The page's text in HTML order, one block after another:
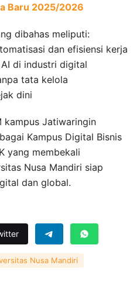
Baru 2025/2026
dibahas meliputi:
dan efisiensi kerja
di industri digital
tata kelola
dini
kampus Jatiwaringin
Kampus Digital Bisnis
yang membekali
Nusa Mandiri siap
dan global.
Nusa Mandiri